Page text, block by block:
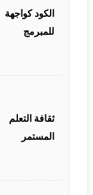
الكود كواجهة
للمبرمج
ثقافة التعلم
المستمر